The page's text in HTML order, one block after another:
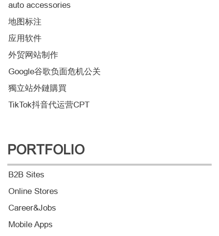
auto accessories
地图标注
应用软件
外贸网站制作
Google谷歌负面危机公关
獨立站外鏈購買
TikTok抖音代运营CPT
PORTFOLIO
B2B Sites
Online Stores
Career&Jobs
Mobile Apps